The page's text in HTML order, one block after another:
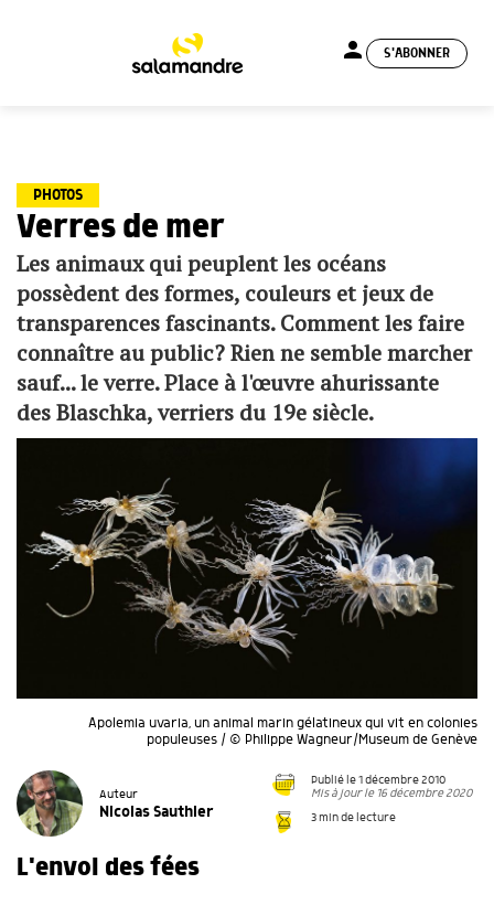
person S'ABONNER
PHOTOS
Verres de mer
Les animaux qui peuplent les océans
possèdent des formes, couleurs et jeux de
transparences fascinants. Comment les faire
connaître au public? Rien ne semble marcher
sauf... le verre. Place à l'œuvre ahurissante
des Blaschka, verriers du 19e siècle.
Apolemia uvaria, un animal marin gélatineux qui vit en colonies
populeuses / © Philippe Wagneur/Museum de Genève
Auteur
Nicolas Sauthier
Publié le 1 décembre 2010
Mis à jour le 16 décembre 2020
3 min de lecture
L'envol des fées